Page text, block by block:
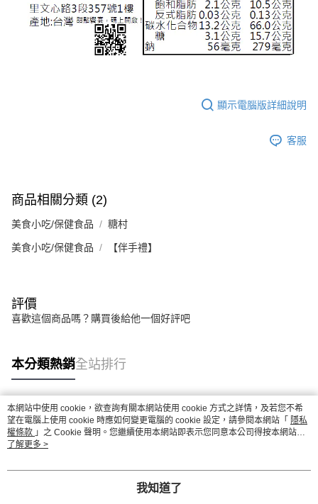
顯示電腦版詳細說明
客服
商品相關分類 (2)
美食小吃/保健食品 糖村
美食小吃/保健食品 【伴手禮】
評價
喜歡這個商品嗎？購買後給他一個好評吧
本分類熱銷全站排行
熱門標籤
本網站中使用 cookie，欲查詢有關本網站使用 cookie 方式之詳情，及若您不希
望在電腦上使用 cookie 時應如何變更電腦的 cookie 設定，請參閱本網站「 隱私
權條款 」之 Cookie 聲明。您繼續使用本網站即表示您同意本公司得按本網站使
用條款之 Cookie 聲明使用 cookie。
了解更多 >
我知道了